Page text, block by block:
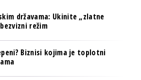
državama: Ukinite „zlatne
režim
Biznisi kojima je toplotni